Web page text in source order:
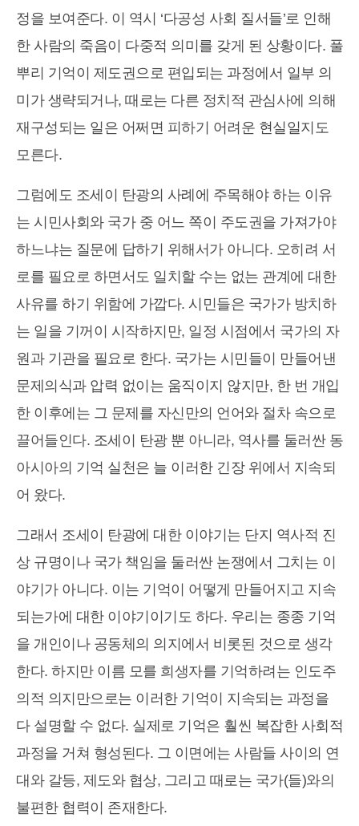
정을 보여준다. 이 역시 ‘다공성 사회 질서들’로 인해
한 사람의 죽음이 다중적 의미를 갖게 된 상황이다. 풀
뿌리 기억이 제도권으로 편입되는 과정에서 일부 의
미가 생략되거나, 때로는 다른 정치적 관심사에 의해
재구성되는 일은 어쩌면 피하기 어려운 현실일지도
모른다.
그럼에도 조세이 탄광의 사례에 주목해야 하는 이유
는 시민사회와 국가 중 어느 쪽이 주도권을 가져가야
하느냐는 질문에 답하기 위해서가 아니다. 오히려 서
로를 필요로 하면서도 일치할 수는 없는 관계에 대한
사유를 하기 위함에 가깝다. 시민들은 국가가 방치하
는 일을 기꺼이 시작하지만, 일정 시점에서 국가의 자
원과 기관을 필요로 한다. 국가는 시민들이 만들어낸
문제의식과 압력 없이는 움직이지 않지만, 한 번 개입
한 이후에는 그 문제를 자신만의 언어와 절차 속으로
끌어들인다. 조세이 탄광 뿐 아니라, 역사를 둘러싼 동
아시아의 기억 실천은 늘 이러한 긴장 위에서 지속되
어 왔다.
그래서 조세이 탄광에 대한 이야기는 단지 역사적 진
상 규명이나 국가 책임을 둘러싼 논쟁에서 그치는 이
야기가 아니다. 이는 기억이 어떻게 만들어지고 지속
되는가에 대한 이야기이기도 하다. 우리는 종종 기억
을 개인이나 공동체의 의지에서 비롯된 것으로 생각
한다. 하지만 이름 모를 희생자를 기억하려는 인도주
의적 의지만으로는 이러한 기억이 지속되는 과정을
다 설명할 수 없다. 실제로 기억은 훨씬 복잡한 사회적
과정을 거쳐 형성된다. 그 이면에는 사람들 사이의 연
대와 갈등, 제도와 협상, 그리고 때로는 국가(들)와의
불편한 협력이 존재한다.